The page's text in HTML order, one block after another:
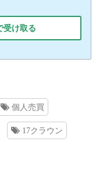
受け取る
個人売買
17クラウン